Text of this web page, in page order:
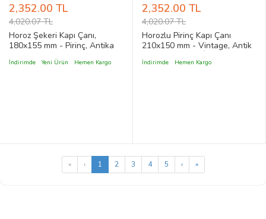
2,352.00 TL
4,020.07 TL
Horoz Şekeri Kapı Çanı,
180x155 mm - Pirinç, Antika
İndirimde Yeni Ürün Hemen Kargo
2,352.00 TL
4,020.07 TL
Horozlu Pirinç Kapı Çanı
210x150 mm - Vintage, Antik
Mekan Çan | Cantaks
İndirimde Hemen Kargo
« ‹ 1 2 3 4 5 › »